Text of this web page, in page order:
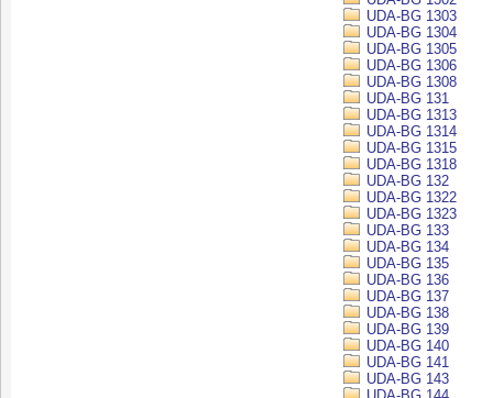
UDA-BG 1303
UDA-BG 1304
UDA-BG 1305
UDA-BG 1306
UDA-BG 1308
UDA-BG 131
UDA-BG 1313
UDA-BG 1314
UDA-BG 1315
UDA-BG 1318
UDA-BG 132
UDA-BG 1322
UDA-BG 1323
UDA-BG 133
UDA-BG 134
UDA-BG 135
UDA-BG 136
UDA-BG 137
UDA-BG 138
UDA-BG 139
UDA-BG 140
UDA-BG 141
UDA-BG 143